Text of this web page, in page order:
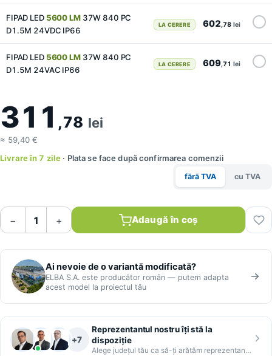
FIPAD LED 5600 LM37W 840 PC
D1.5M 24VDC IP66
LA CERERE 602,78 lei
FIPAD LED 5600 LM37W 840 PC
D1.5M 24VAC IP66
LA CERERE 609,71 lei
311 ,78 lei
≈ 59,40 €
Livrare în 7 zile · Plata se face după confirmarea comenzii
fără TVA cu TVA
− + Adaugă în coș
Ai nevoie de o variantă modificată?
ELBA S.A. este producător român — putem adapta
acest model la proiectul tău
+7
Reprezentantul nostru îți stă la
dispoziție
Alege județul tău ca să-ți arătăm reprezentantul